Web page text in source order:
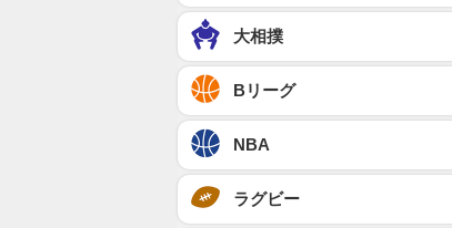
大相撲
Bリーグ
NBA
ラグビー